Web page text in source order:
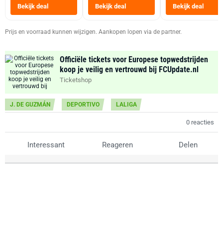
Bekijk deal Bekijk deal
Heteluchtfriteuse
Zwart
Bekijk deal
Prijs en voorraad kunnen wijzigen. Aankopen lopen via de partner.
Officiële tickets voor Europese topwedstrijden
koop je veilig en vertrouwd bij FCUpdate.nl
Ticketshop
J. DE GUZMÁN DEPORTIVO LALIGA
0 reacties
Interessant Reageren Delen